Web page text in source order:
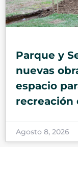
Parque y
nuevas
espacio
recreación
Agosto 8, 2026